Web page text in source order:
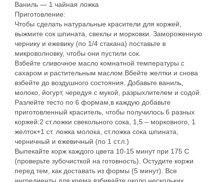
Ваниль — 1 чайная ложка
Приготовление:
Чтобы сделать натуральные красители для коржей,
выжмите сок шпината, свеклы и морковки. Замороженную
чернику и ежевику (по 1/4 стакана) поставьте в
микроволновку, чтобы они пустили сок.
Взбейте сливочное масло комнатной температуры с
сахаром и растительным маслом.Вбейте желтки и снова
взбейте до воздушного состояния. Добавьте ваниль,
молоко, йогурт, чередуя с мукой, разрыхлителем и содой.
Разлейте тесто по 6 формам,в каждую добавьте
приготовленный краситель, чтобы получилось 6 разных
коржей:2 ст.ложки свекольного сока, 1,5 – морковного, 1
желток+1 ст. ложка молока, ст.ложка сока шпината,
черничный и ежевичный (по 1 ст.л.)
Выпекайте корж каждого цвета 10-15 минут при 175 С
(проверьте зубочисткой на готовность). Остудите коржи
перед тем, как доставать из формы (5 минут). Все